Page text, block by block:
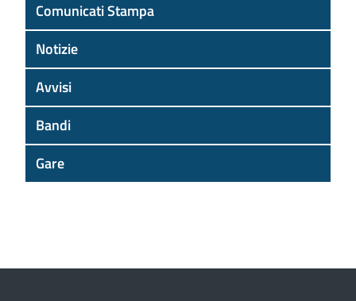
Comunicati Stampa
Notizie
Avvisi
Bandi
Gare